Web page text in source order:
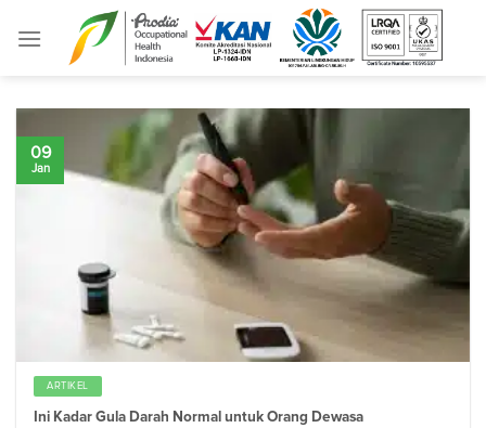
ARTIKEL
Ini Kadar Gula Darah Normal untuk Orang Dewasa
09
Jan